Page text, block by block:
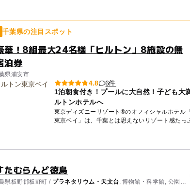
千葉県の注目スポット
華！8組最大24名様「ヒルトン」8施設の無
泊券
県浦安市
4.8
6件
1泊朝食付き！プールに大自然！子ども大
ルトンホテルへ
東京ディズニーリゾート®のオフィシャルホテル
東京ベイ」は、千葉とは思えないリゾート感たっ
たむらんど徳島
県板野郡板野町 / プラネタリウム・天文台 , 博物館・科学館, 公園・